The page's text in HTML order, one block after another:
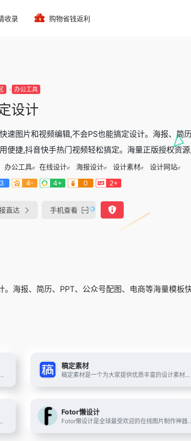
收录 购物省钱返利
办公工具
设计
速图片和视频编辑,不会PS也能搞定设计。海报、简
便捷,抖音快手热门视频轻松搞定。海量正版授权资源,
办公工具 在线设计 海报设计 设计素材
设计网站
3
4- 4+ 0 2+
直达 手机查看
海报、简历、PPT、公众号配图、电商等海量模
4.6亿高清资源，超2000万条高清视频，涵盖图片、音视频及各类优质创意素材，一次购买永久使用，为百万设计、新媒体、广告等行业从业者提供安全的正版视觉解决方案。提供矢量素材、背景图片、平面设计素材、psd素材、视频素材、设计素材、PPT模板、插画绘画、网站设计素材、网页图标icon的下载服务
稿定素材
稿定素材是一个为大家提供优质丰富的设计素材站，提供海量丰富的图片素材、海报模板，背景素材等等，最全最热门的设计素材应有尽有；找素材就到稿定素材站。
LOGO素材、网页设计模板等PS素材和高清图片下载，为设计行业优质的中国素材网站。
Fotor懒设计
Fotor懒设计是全球最受欢迎的在线图片制作神器、平面设计工具和在线平面设计软件之一,提供海量海报